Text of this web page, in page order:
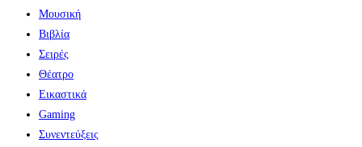
Μουσική
Βιβλία
Σειρές
Θέατρο
Εικαστικά
Gaming
Συνεντεύξεις